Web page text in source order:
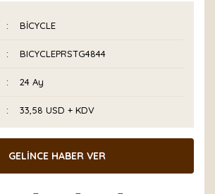
BİCYCLE
BICYCLEPRSTG4844
24 Ay
33,58 USD + KDV
GELİNCE HABER VER